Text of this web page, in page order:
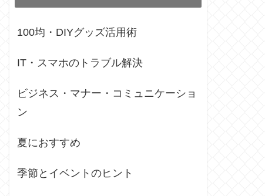
100均・DIYグッズ活用術
IT・スマホのトラブル解決
ビジネス・マナー・コミュニケーショ
ン
夏におすすめ
季節とイベントのヒント